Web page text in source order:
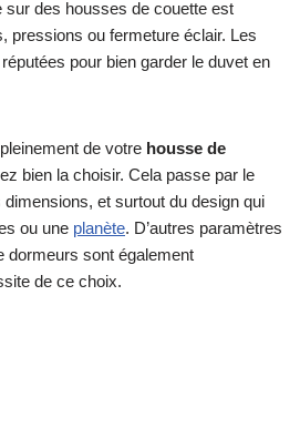
des housses de couette est
pressions ou fermeture éclair. Les
pour bien garder le duvet en
de votre housse de
bien la choisir. Cela passe par le
et surtout du design qui
ou une planète. D’autres paramètres
dormeurs sont également
de ce choix.